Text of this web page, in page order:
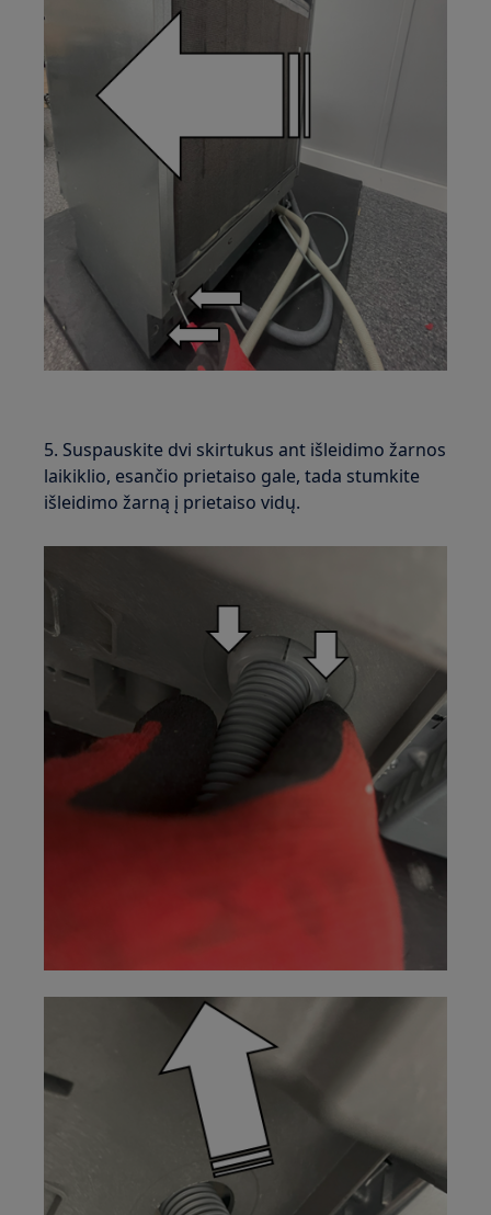
5. Suspauskite dvi skirtukus ant išleidimo žarnos
laikiklio, esančio prietaiso gale, tada stumkite
išleidimo žarną į prietaiso vidų.